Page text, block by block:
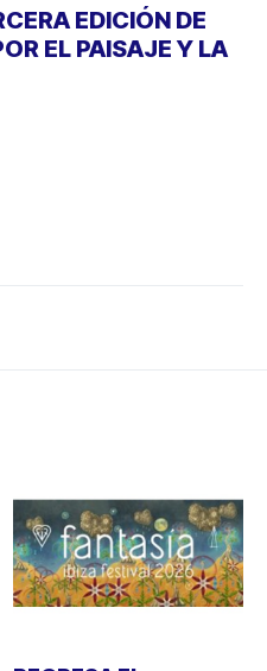
EDICIÓN DE
EL PAISAJE Y LA